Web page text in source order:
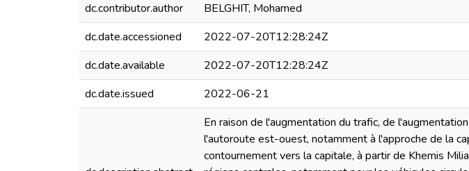
dc.contributor.author
BELGHIT, Mohamed
dc.date.accessioned
2022-07-20T12:28:24Z
dc.date.available
2022-07-20T12:28:24Z
dc.date.issued
2022-06-21
En raison de l'augmentation du trafic, de
l'autoroute est-ouest, notamment à l'approche de la
contournement vers la capitale, à partir de Khemis